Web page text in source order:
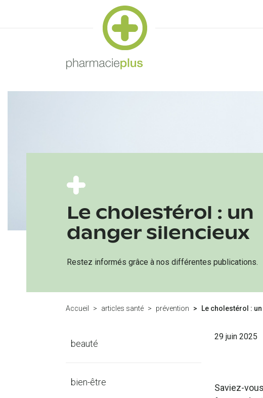
Le cholestérol : un
danger silencieux
Restez informés grâce à nos différentes publications.
Accueil articles santé prévention Le cholestérol :
beauté
bien-être
29 juin 2025
Saviez-